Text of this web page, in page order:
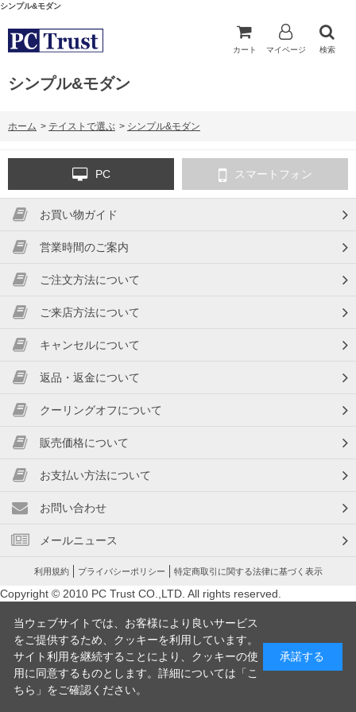
シンプル&モダン
カート マイページ 検索
シンプル&モダン
ホーム > テイストで選ぶ > シンプル&モダン
PC スマートフォン
お買い物ガイド
営業時間のご案内
ご注文方法について
ご来店方法について
キャンセルについて
返品・返金について
クーリングオフについて
販売価格について
お支払い方法について
お問い合わせ
メールニュース
利用規約 プライバシーポリシー 特定商取引に関する法律に基づく表示
Copyright © 2010 PC Trust CO.,LTD. All rights reserved.
当ウェブサイトでは、お客様により良いサービス
をご提供するため、クッキーを利用しています。
サイト利用を継続することにより、クッキーの使
用に同意するものとします。詳細については「 こ
ちら 」をご確認ください。
承諾する